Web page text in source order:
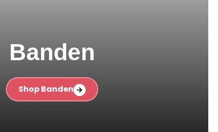
Banden
Shop Banden